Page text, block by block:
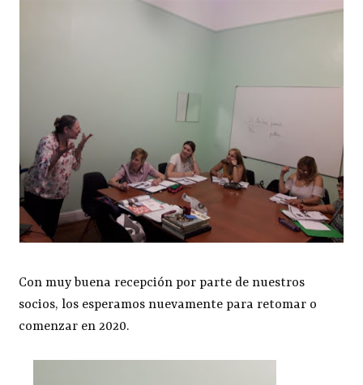
Con muy buena recepción por parte de nuestros
socios, los esperamos nuevamente para retomar o
comenzar en 2020.